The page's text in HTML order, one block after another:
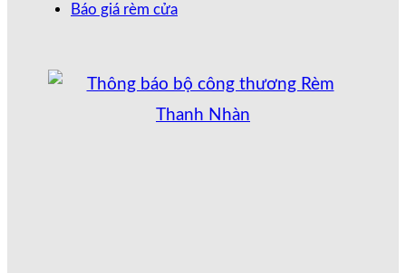
Báo giá rèm cửa